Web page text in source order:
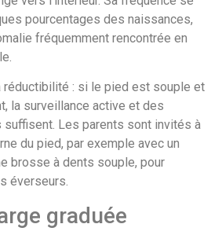
pourcentages des naissances,
fréquemment rencontrée en
: si le pied est souple et
la surveillance active et des
Les parents sont invités à
du pied, par exemple avec un
brosse à dents souple, pour
éverseurs.
graduée